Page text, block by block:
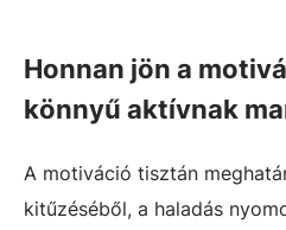
Honnan jön a
könnyű aktívnak
A motiváció tisztán
kitűzéséből, a haladás